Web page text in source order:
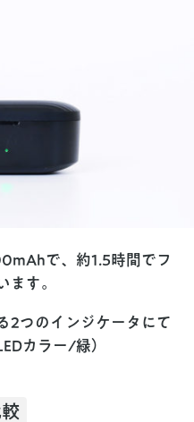
で、約1.5時間でフ
ます。
2つのインジケータにて
カラー/緑）